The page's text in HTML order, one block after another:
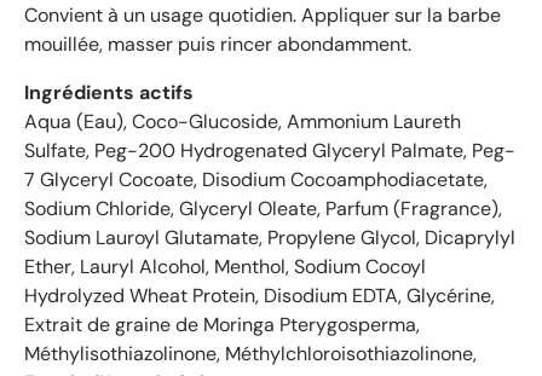
é
t
l
e
s
s
u
r
5
r
Convient à un usage quotidien. Appliquer sur la barbe
mouillée, masser puis rincer abondamment.
Ingrédients actifs
Aqua (Eau), Coco-Glucoside, Ammonium Laureth
Sulfate, Peg-200 Hydrogenated Glyceryl Palmate, Peg-
7 Glyceryl Cocoate, Disodium Cocoamphodiacetate,
Sodium Chloride, Glyceryl Oleate, Parfum (Fragrance),
Sodium Lauroyl Glutamate, Propylene Glycol, Dicaprylyl
Ether, Lauryl Alcohol, Menthol, Sodium Cocoyl
Hydrolyzed Wheat Protein, Disodium EDTA, Glycérine,
Extrait de graine de Moringa Pterygosperma,
Méthylisothiazolinone, Méthylchloroisothiazolinone,